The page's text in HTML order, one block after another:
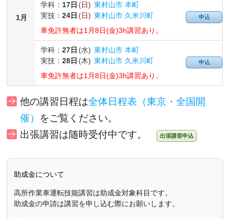
1月
学科：17日 (日) 東村山市 本町
実技：24日 (日) 東村山市 久米川町
車免許無者は1月8日(金)3h講習あり。
申込
学科：27日 (水) 東村山市 本町
実技：28日 (木) 東村山市 久米川町
車免許無者は1月8日(金)3h講習あり。
申込
他の講習日程は全体日程表（東京・全国開
催） をご覧ください。
出張講習は随時受付中です。 出張講習申込
助成金について
高所作業車運転技能講習は助成金対象科目です。
助成金の申請は講習を申し込む際にお願いします。